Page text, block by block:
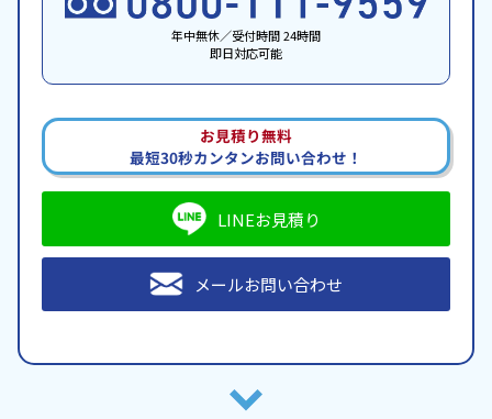
年中無休／受付時間 24時間
即日対応可能
お見積り無料
最短30秒カンタンお問い合わせ！
LINEお見積り
メールお問い合わせ